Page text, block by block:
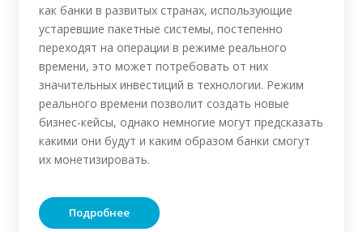
как банки в развитых странах, использующие
устаревшие пакетные системы, постепенно
переходят на операции в режиме реального
времени, это может потребовать от них
значительных инвестиций в технологии. Режим
реального времени позволит создать новые
бизнес-кейсы, однако немногие могут предсказать
какими они будут и каким образом банки смогут
их монетизировать.
Подробнее